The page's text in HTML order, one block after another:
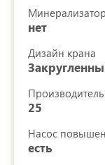
Минерализатор
нет
Дизайн крана
25
Насос
есть